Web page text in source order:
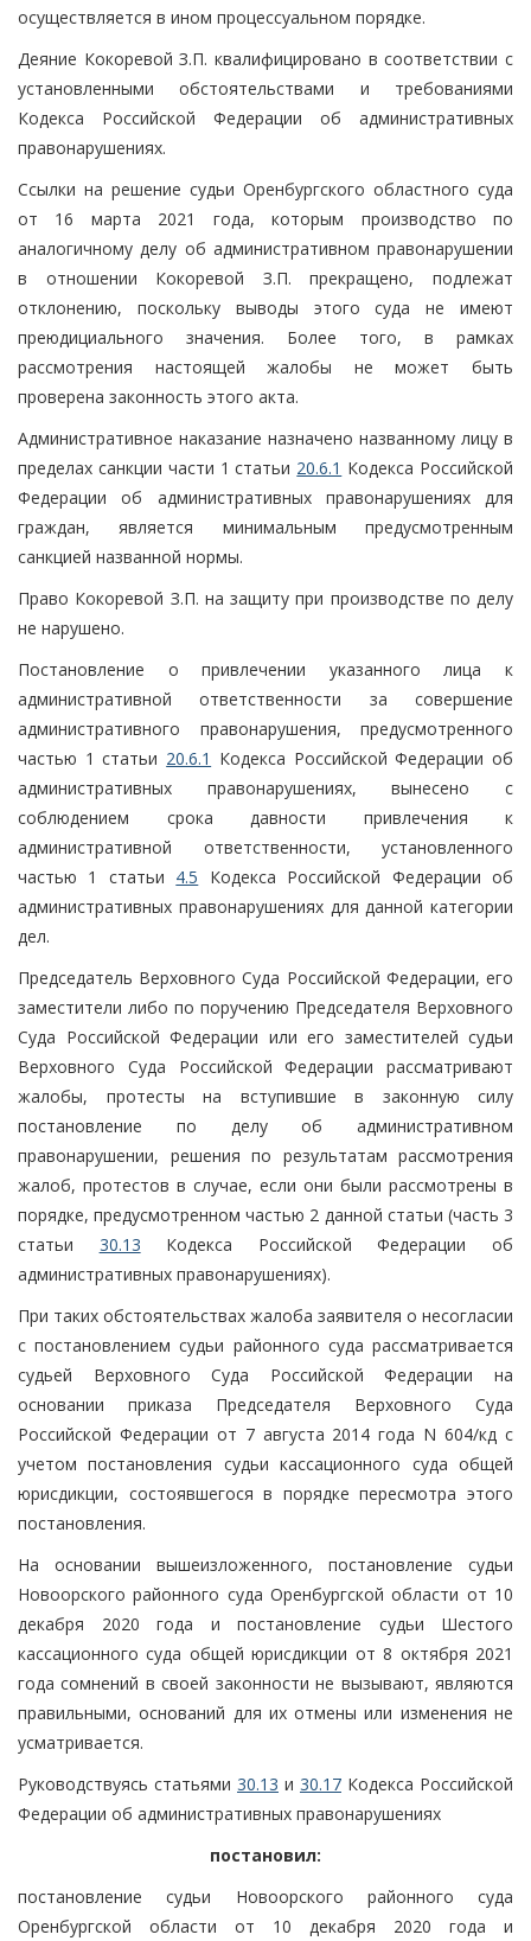
осуществляется в ином процессуальном порядке.
Деяние Кокоревой З.П. квалифицировано в соответствии с
установленными обстоятельствами и требованиями
Кодекса Российской Федерации об административных
правонарушениях.
Ссылки на решение судьи Оренбургского областного суда
от 16 марта 2021 года, которым производство по
аналогичному делу об административном правонарушении
в отношении Кокоревой З.П. прекращено, подлежат
отклонению, поскольку выводы этого суда не имеют
преюдициального значения. Более того, в рамках
рассмотрения настоящей жалобы не может быть
проверена законность этого акта.
Административное наказание назначено названному лицу в
пределах санкции части 1 статьи 20.6.1 Кодекса Российской
Федерации об административных правонарушениях для
граждан, является минимальным предусмотренным
санкцией названной нормы.
Право Кокоревой З.П. на защиту при производстве по делу
не нарушено.
Постановление о привлечении указанного лица к
административной ответственности за совершение
административного правонарушения, предусмотренного
частью 1 статьи 20.6.1 Кодекса Российской Федерации об
административных правонарушениях, вынесено с
соблюдением срока давности привлечения к
административной ответственности, установленного
частью 1 статьи 4.5 Кодекса Российской Федерации об
административных правонарушениях для данной категории
дел.
Председатель Верховного Суда Российской Федерации, его
заместители либо по поручению Председателя Верховного
Суда Российской Федерации или его заместителей судьи
Верховного Суда Российской Федерации рассматривают
жалобы, протесты на вступившие в законную силу
постановление по делу об административном
правонарушении, решения по результатам рассмотрения
жалоб, протестов в случае, если они были рассмотрены в
порядке, предусмотренном частью 2 данной статьи (часть 3
статьи 30.13 Кодекса Российской Федерации об
административных правонарушениях).
При таких обстоятельствах жалоба заявителя о несогласии
с постановлением судьи районного суда рассматривается
судьей Верховного Суда Российской Федерации на
основании приказа Председателя Верховного Суда
Российской Федерации от 7 августа 2014 года N 604/кд с
учетом постановления судьи кассационного суда общей
юрисдикции, состоявшегося в порядке пересмотра этого
постановления.
На основании вышеизложенного, постановление судьи
Новоорского районного суда Оренбургской области от 10
декабря 2020 года и постановление судьи Шестого
кассационного суда общей юрисдикции от 8 октября 2021
года сомнений в своей законности не вызывают, являются
правильными, оснований для их отмены или изменения не
усматривается.
Руководствуясь статьями 30.13 и 30.17 Кодекса Российской
Федерации об административных правонарушениях
постановил:
постановление судьи Новоорского районного суда
Оренбургской области от 10 декабря 2020 года и